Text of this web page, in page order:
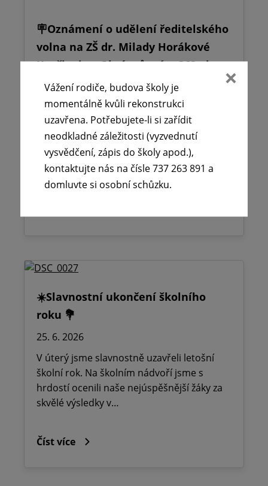
🪧Oznámení o udělení ředitelského
volna na ZŠ dr. Milady Horákové
Kopřivnice, Obránců míru 369 okres
Nový Jičín.
25. 6. 2026
V souladu s § 24 odst. 2 zákona č. 561/2004
Sb., o předškolním, základním, středním,
vyšším odborném a jiném vzdělávání
(školský zákon),…
☀️Slavnostní ukončení školního
roku 💐
25. 6. 2026
V úterý jsme slavnostně uzavřeli letošní
školní rok. Na školním nádvoří jsme s
hrdostí ocenili naše nejúspěšnější žáky za
skvělé výsledky v…
Číst více
Vážení rodiče, budova školy je
momentálně kvůli rekonstrukci
uzavřena. Potřebujete-li si zařídit
neodkladné záležitosti (vyzvednutí
vysvědčení, zápis do školy apod.),
kontaktujte nás na čísle 737 263 891 a
domluvte si osobní schůzku.